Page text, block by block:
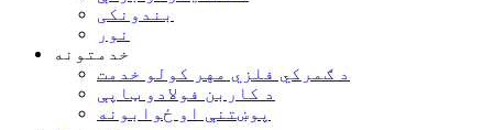
بندونکی
نور
خدمتونه
د ګمرکي فلزي مهر کولو خدمت
د کاربن فولادو ټاپې
پوښتنې او ځوابونه